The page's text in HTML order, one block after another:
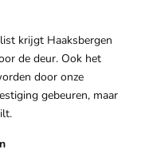
krijgt Haaksbergen
de deur. Ook het
door onze
gebeuren, maar